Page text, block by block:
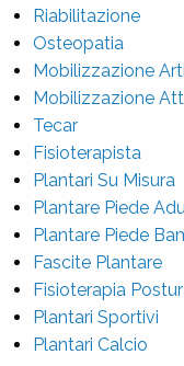
Riabilitazione
Osteopatia
Mobilizzazione
Mobilizzazione
Tecar
Fisioterapista
Plantari Su Misura
Plantare Piede
Plantare Piede
Fascite Plantare
Fisioterapia
Plantari Sportivi
Plantari Calcio